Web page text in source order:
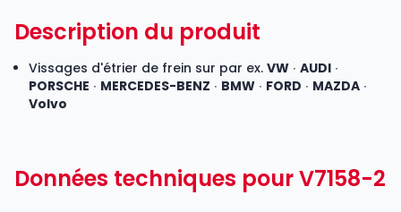
Description du produit
Vissages d'étrier de frein sur par ex. VW ∙ AUDI ∙
PORSCHE ∙ MERCEDES-BENZ ∙ BMW ∙ FORD ∙ MAZDA ∙
Volvo
Données techniques pour V7158-2